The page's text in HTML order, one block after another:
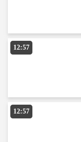
12:57
12:57